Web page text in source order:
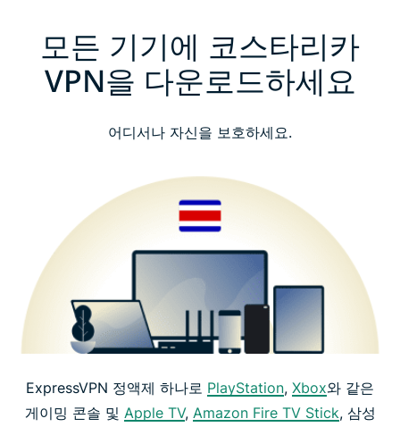
모든 기기에 코스타리카
VPN을 다운로드하세요
어디서나 자신을 보호하세요.
ExpressVPN 정액제 하나로 PlayStation, Xbox와 같은
게이밍 콘솔 및 Apple TV, Amazon Fire TV Stick, 삼성